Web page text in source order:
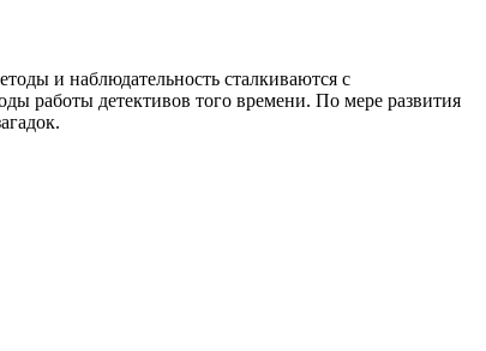
и наблюдательность сталкиваются с
работы детективов того времени. По мере развития